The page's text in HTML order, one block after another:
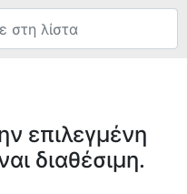
επιλεγμένη
διαθέσιμη.